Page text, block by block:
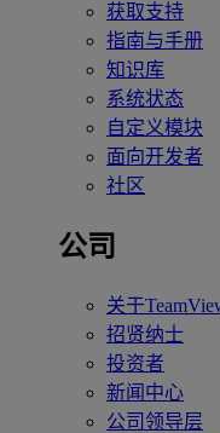
获取支持
指南与手册
知识库
系统状态
自定义模块
面向开发者
社区
公司
关于
招贤纳士
投资者
新闻中心
公司领导层